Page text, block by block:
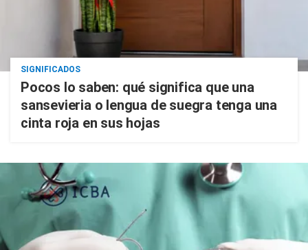
SIGNIFICADOS
Pocos lo saben: qué significa que una
sansevieria o lengua de suegra tenga una
cinta roja en sus hojas